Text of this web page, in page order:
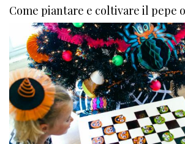
Come piantare e coltivare il pepe